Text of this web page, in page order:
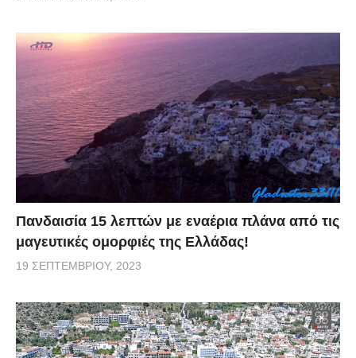
Πανδαισία 15 λεπτών με εναέρια πλάνα από τις
μαγευτικές ομορφιές της Ελλάδας!
19 ΣΕΠΤΕΜΒΡΊΟΥ, 2023